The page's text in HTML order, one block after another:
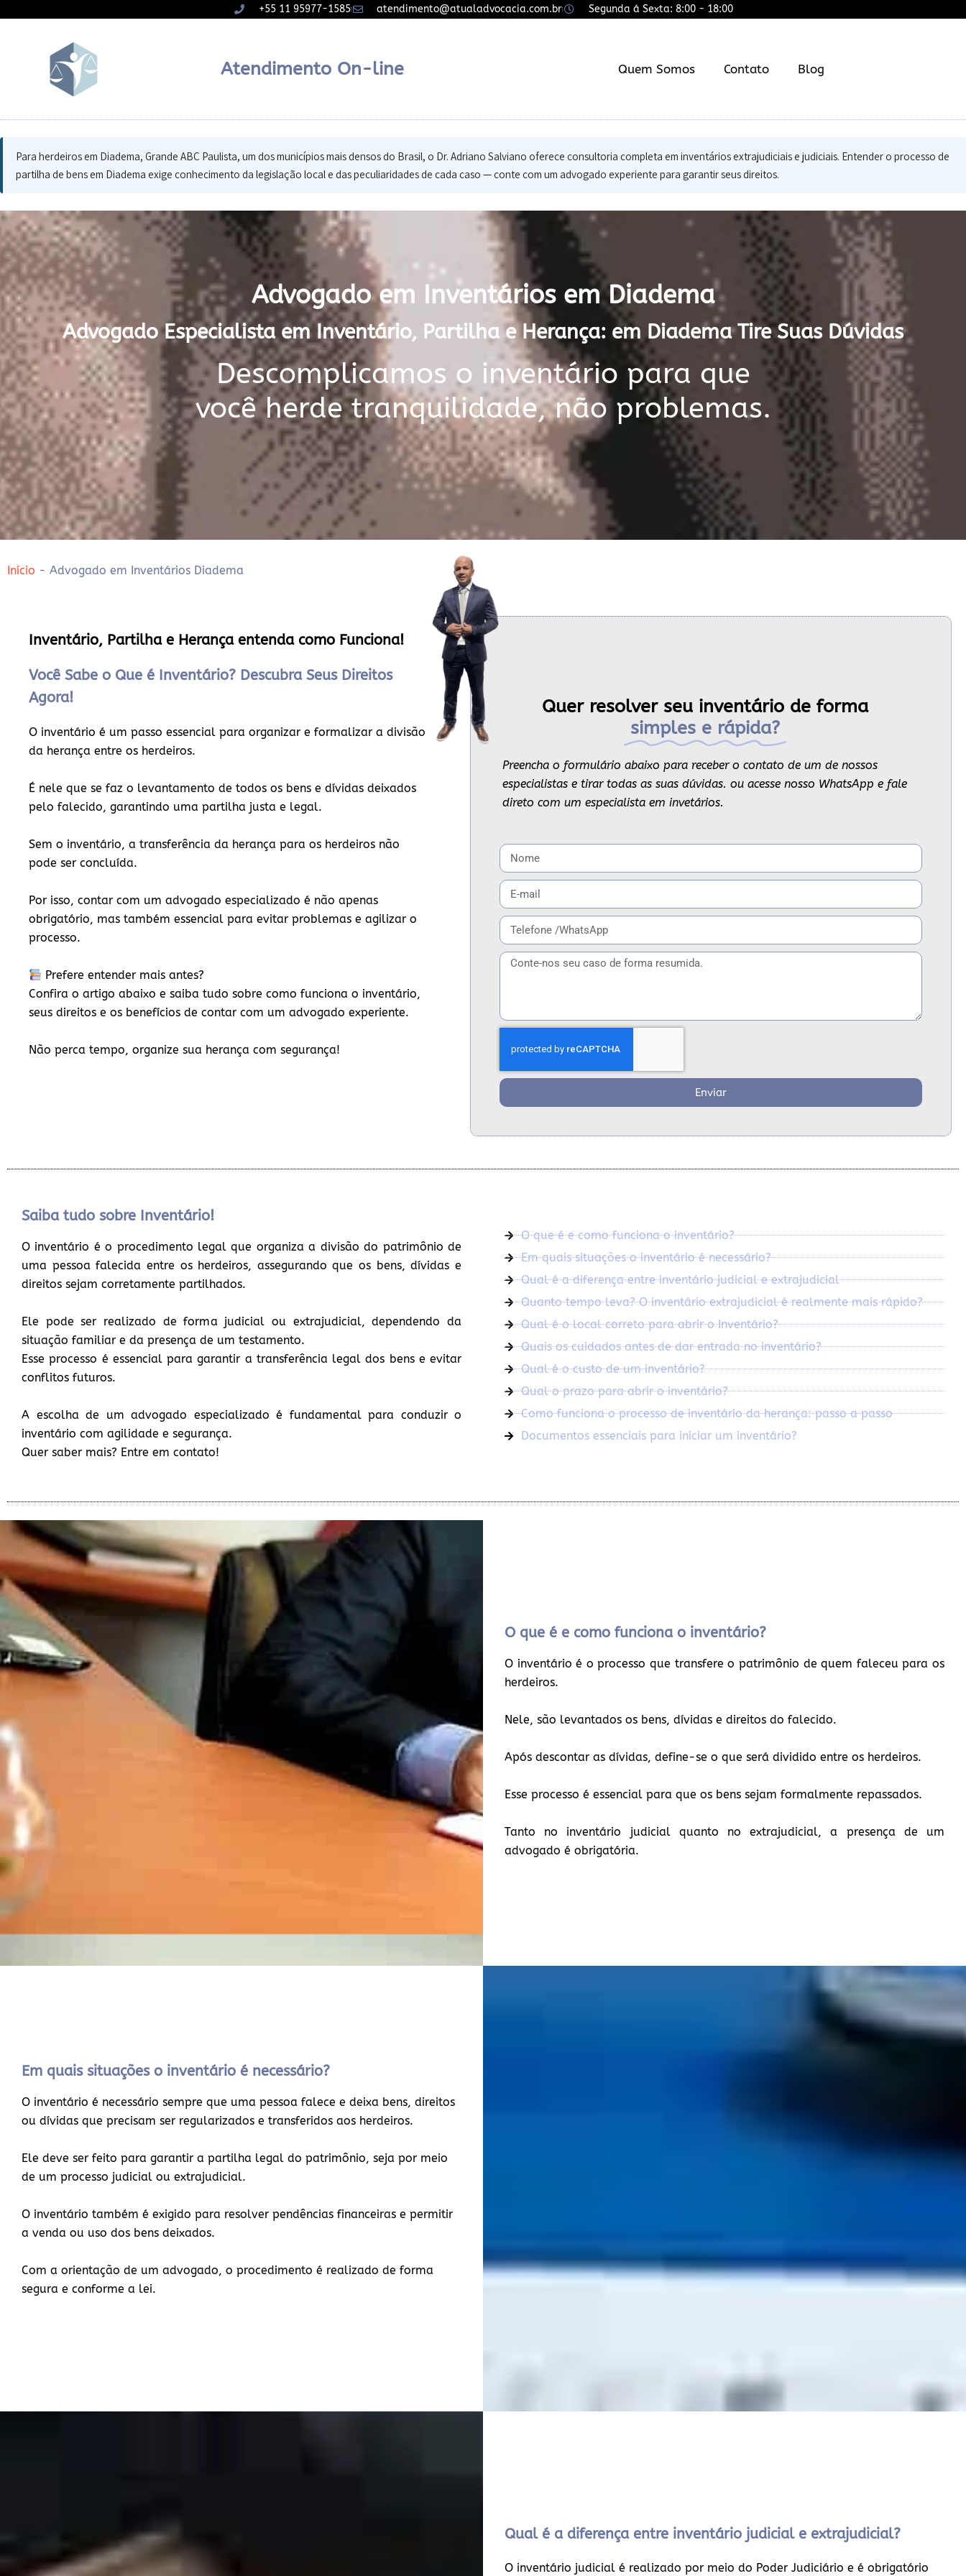
+55 11 95977-1585 atendimento@atualadvocacia.com.br Segunda á Sexta: 8:00 - 18:00
Atendimento On-line Quem Somos Contato Blog
Para herdeiros em Diadema, Grande ABC Paulista, um dos municípios mais densos do Brasil, o Dr. Adriano Salviano oferece consultoria completa em inventários extrajudiciais e judiciais. Entender o processo de
partilha de bens em Diadema exige conhecimento da legislação local e das peculiaridades de cada caso — conte com um advogado experiente para garantir seus direitos.
Advogado em Inventários em Diadema
Advogado Especialista em Inventário, Partilha e Herança: em Diadema Tire Suas Dúvidas
Descomplicamos o inventário para que
você herde tranquilidade, não problemas.
Início - Advogado em Inventários Diadema
Inventário, Partilha e Herança entenda como Funciona!
Você Sabe o Que é Inventário? Descubra Seus Direitos
Agora!
O inventário é um passo essencial para organizar e formalizar a divisão
da herança entre os herdeiros.
É nele que se faz o levantamento de todos os bens e dívidas deixados
pelo falecido, garantindo uma partilha justa e legal.
Sem o inventário, a transferência da herança para os herdeiros não
pode ser concluída.
Por isso, contar com um advogado especializado é não apenas
obrigatório, mas também essencial para evitar problemas e agilizar o
processo.
Prefere entender mais antes?
Confira o artigo abaixo e saiba tudo sobre como funciona o inventário,
seus direitos e os benefícios de contar com um advogado experiente.
Não perca tempo, organize sua herança com segurança!
Quer resolver seu inventário de forma
simples e rápida?
Preencha o formulário abaixo para receber o contato de um de nossos
especialistas e tirar todas as suas dúvidas. ou acesse nosso WhatsApp e fale
direto com um especialista em invetários.
Enviar
Saiba tudo sobre Inventário!
O inventário é o procedimento legal que organiza a divisão do patrimônio de
uma pessoa falecida entre os herdeiros, assegurando que os bens, dívidas e
direitos sejam corretamente partilhados.
Ele pode ser realizado de forma judicial ou extrajudicial, dependendo da
situação familiar e da presença de um testamento.
Esse processo é essencial para garantir a transferência legal dos bens e evitar
conflitos futuros.
A escolha de um advogado especializado é fundamental para conduzir o
inventário com agilidade e segurança.
Quer saber mais? Entre em contato!
O que é e como funciona o inventário?
Em quais situações o inventário é necessário?
Qual é a diferença entre inventário judicial e extrajudicial
Quanto tempo leva? O inventário extrajudicial é realmente mais rápido?
Qual é o local correto para abrir o Inventário?
Quais os cuidados antes de dar entrada no inventário?
Qual é o custo de um inventário?
Qual o prazo para abrir o inventário?
Como funciona o processo de inventário da herança: passo a passo
Documentos essenciais para iniciar um inventário?
O que é e como funciona o inventário?
O inventário é o processo que transfere o patrimônio de quem faleceu para os
herdeiros.
Nele, são levantados os bens, dívidas e direitos do falecido.
Após descontar as dívidas, define-se o que será dividido entre os herdeiros.
Esse processo é essencial para que os bens sejam formalmente repassados.
Tanto no inventário judicial quanto no extrajudicial, a presença de um
advogado é obrigatória.
Em quais situações o inventário é necessário?
O inventário é necessário sempre que uma pessoa falece e deixa bens, direitos
ou dívidas que precisam ser regularizados e transferidos aos herdeiros.
Ele deve ser feito para garantir a partilha legal do patrimônio, seja por meio
de um processo judicial ou extrajudicial.
O inventário também é exigido para resolver pendências financeiras e permitir
a venda ou uso dos bens deixados.
Com a orientação de um advogado, o procedimento é realizado de forma
segura e conforme a lei.
Qual é a diferença entre inventário judicial e extrajudicial?
O inventário judicial é realizado por meio do Poder Judiciário e é obrigatório